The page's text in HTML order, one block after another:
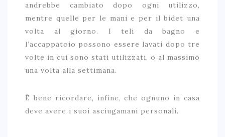
andrebbe cambiato dopo ogni utilizzo,
mentre quelle per le mani e per il bidet una
volta al giorno. I teli da bagno e
l’accappatoio possono essere lavati dopo tre
volte in cui sono stati utilizzati, o al massimo
una volta alla settimana.
È bene ricordare, infine, che ognuno in casa
deve avere i suoi asciugamani personali.